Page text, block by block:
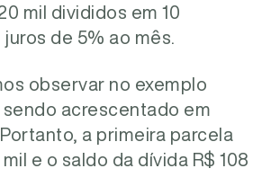
mil divididos em 10
de 5% ao mês.
observar no exemplo
sendo acrescentado em
a primeira parcela
e o saldo da dívida R$ 108